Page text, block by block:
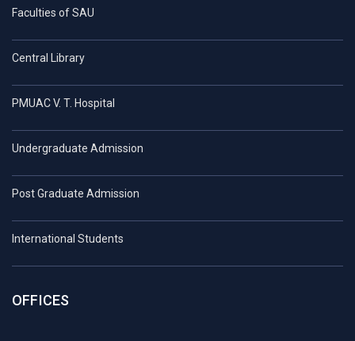
Faculties of SAU
Central Library
PMUAC V. T. Hospital
Undergraduate Admission
Post Graduate Admission
International Students
OFFICES